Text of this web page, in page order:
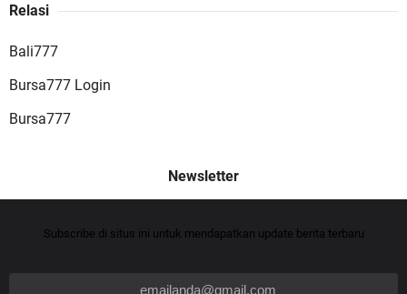
Layanan Terlengkap
dengan Cheat Jackpot Tersakti
Relasi
Bali777
Bursa777 Login
Bursa777
Subscribe di situs ini untuk mendapatkan update berita terbaru